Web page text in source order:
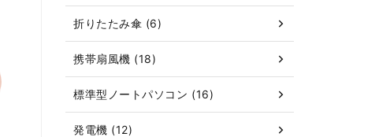
折りたたみ傘 (6)
携帯扇風機 (18)
標準型ノートパソコン (16)
発電機 (12)